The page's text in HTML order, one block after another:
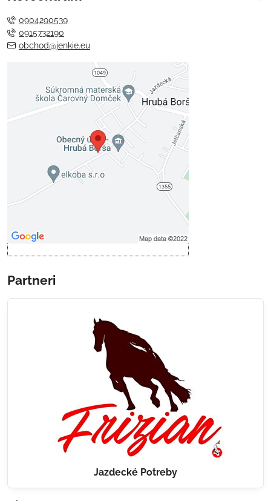
0904290539
0915732190
obchod@jenkie.eu
Externý obsah je blokovaný
Voľbami súkromia
Prajete si načítať externý obsah?
Povoliť tentokrát
Povoliť a zapamätať - súhlas s
Partneri
Jazdecké Potreby